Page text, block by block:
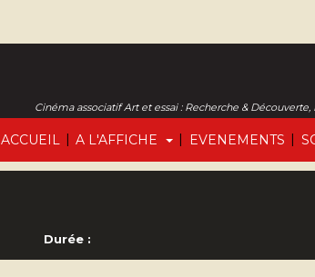
ACCUEIL | A L'AFFICHE | EVENEMENTS |
Cinéma associatif Art et essai : Recherche &
Durée :